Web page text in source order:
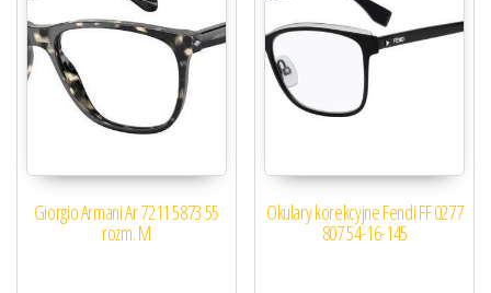
Giorgio Armani Ar 7211 5873 55
rozm. M
Okulary korekcyjne Fendi FF 0277
807 54-16-145